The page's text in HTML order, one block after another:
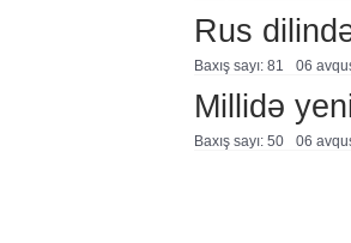
Rus
Baxış sayı: 81 06
Millidə
Baxış sayı: 50 06